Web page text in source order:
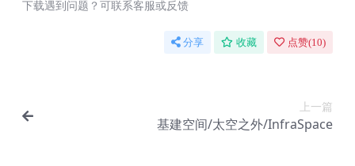
下载遇到问题？可联系客服或反馈
分享 收藏 点赞(10)
上一篇
基建空间/太空之外/InfraSpace